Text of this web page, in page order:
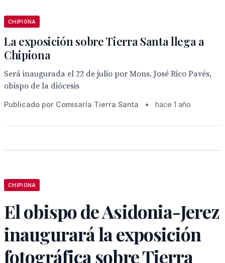
CHIPIONA
La exposición sobre Tierra Santa llega a
Chipiona
Será inaugurada el 22 de julio por Mons. José Rico Pavés,
obispo de la diócesis
Publicado por Comisaría Tierra Santa • hace 1 año
CHIPIONA
El obispo de Asidonia-Jerez
inaugurará la exposición
fotográfica sobre Tierra